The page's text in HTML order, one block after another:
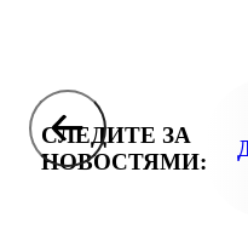
СЛЕДИТЕ ЗА
НОВОСТЯМИ: